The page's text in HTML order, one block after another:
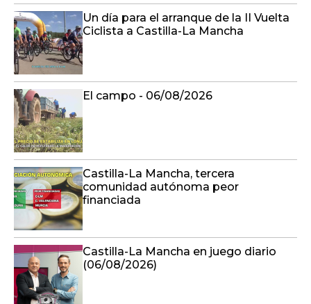
Un día para el arranque de la II Vuelta
Ciclista a Castilla-La Mancha
El campo - 06/08/2026
Castilla-La Mancha, tercera
comunidad autónoma peor
financiada
Castilla-La Mancha en juego diario
(06/08/2026)